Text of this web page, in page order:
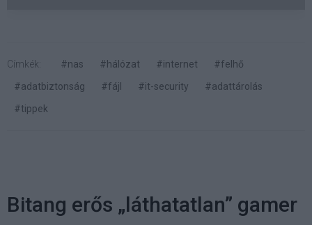
Címkék: #nas #hálózat #internet
#felhő
#adatbiztonság
#fájl #it-security
#adattárolás
#tippek
Bitang erős „láthatatlan” gamer